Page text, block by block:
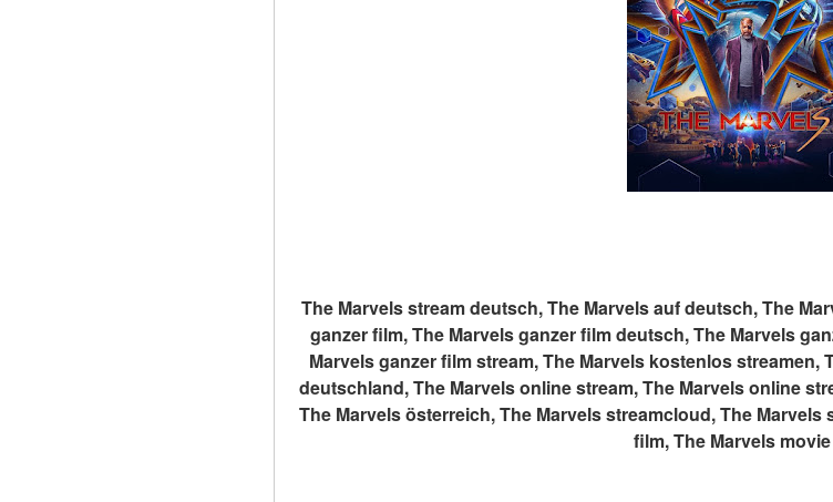
The Marvels stream deutsch, The Marvels auf deutsch, The
ganzer film, The Marvels ganzer film deutsch, The Marvels
Marvels ganzer film stream, The Marvels kostenlos
deutschland, The Marvels online stream, The Marvels online
The Marvels österreich, The Marvels streamcloud, The
film, The Marvels